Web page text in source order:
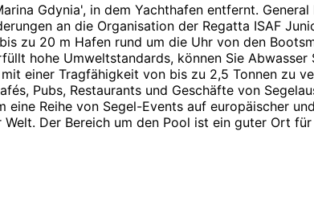
Gdynia', in dem Yachthafen entfernt.
an die Organisation der Regatta ISAF
zu 20 m Hafen rund um die Uhr von den
hohe Umweltstandards, können Sie
einer Tragfähigkeit von bis zu 2,5 Tonnen zu
Pubs, Restaurants und Geschäfte von
eine Reihe von Segel-Events auf europäischer
Der Bereich um den Pool ist ein guter Ort für